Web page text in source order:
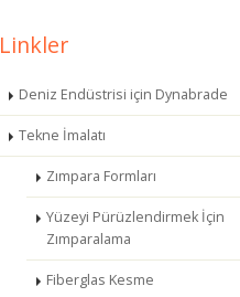
Linkler
Deniz Endüstrisi için Dynabrade
Tekne İmalatı
Zımpara Formları
Yüzeyi Pürüzlendirmek İçin
Zımparalama
Fiberglas Kesme